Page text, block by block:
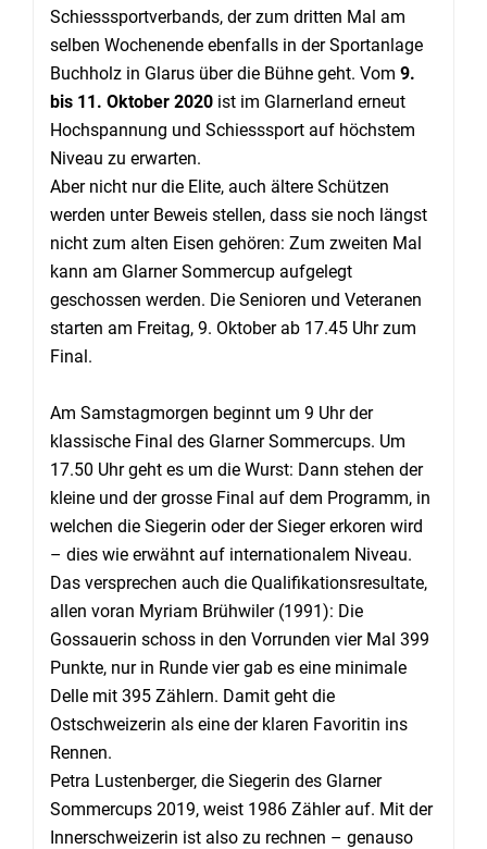
Schiesssportverbands, der zum dritten Mal am
selben Wochenende ebenfalls in der Sportanlage
Buchholz in Glarus über die Bühne geht. Vom 9.
bis 11. Oktober 2020 ist im Glarnerland erneut
Hochspannung und Schiesssport auf höchstem
Niveau zu erwarten.
Aber nicht nur die Elite, auch ältere Schützen
werden unter Beweis stellen, dass sie noch längst
nicht zum alten Eisen gehören: Zum zweiten Mal
kann am Glarner Sommercup aufgelegt
geschossen werden. Die Senioren und Veteranen
starten am Freitag, 9. Oktober ab 17.45 Uhr zum
Final.
Am Samstagmorgen beginnt um 9 Uhr der
klassische Final des Glarner Sommercups. Um
17.50 Uhr geht es um die Wurst: Dann stehen der
kleine und der grosse Final auf dem Programm, in
welchen die Siegerin oder der Sieger erkoren wird
– dies wie erwähnt auf internationalem Niveau.
Das versprechen auch die Qualifikationsresultate,
allen voran Myriam Brühwiler (1991): Die
Gossauerin schoss in den Vorrunden vier Mal 399
Punkte, nur in Runde vier gab es eine minimale
Delle mit 395 Zählern. Damit geht die
Ostschweizerin als eine der klaren Favoritin ins
Rennen.
Petra Lustenberger, die Siegerin des Glarner
Sommercups 2019, weist 1986 Zähler auf. Mit der
Innerschweizerin ist also zu rechnen – genauso